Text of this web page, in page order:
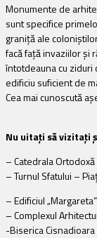
Monumente de
sunt specifice
graniţă ale
facă faţă invaziilor şi
întotdeauna cu ziduri
edificiu suficient de
Cea mai cunoscută
Nu uitaţi să vizitaţi
–Catedrala Ortodoxă
– Turnul Sfatului –
– Edificiul
– Complexul
-Biserica Cisnadioara